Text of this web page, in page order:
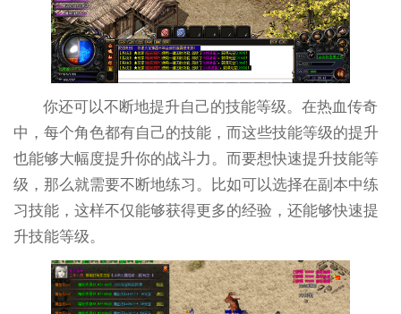
你还可以不断地提升自己的技能等级。在热血传奇
中，每个角色都有自己的技能，而这些技能等级的提升
也能够大幅度提升你的战斗力。而要想快速提升技能等
级，那么就需要不断地练习。比如可以选择在副本中练
习技能，这样不仅能够获得更多的经验，还能够快速提
升技能等级。